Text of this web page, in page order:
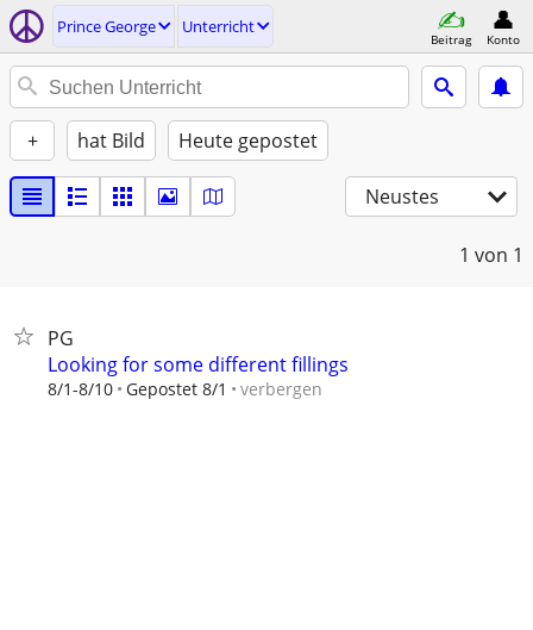
Prince George Unterricht
Beitrag Konto
+ hat Bild Heute gepostet
Neustes
1 von 1
PG
Looking for some different fillings
8/1-8/10 Gepostet 8/1 verbergen